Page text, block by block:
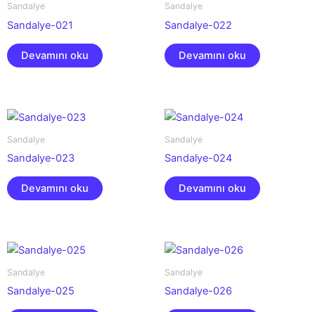
Sandalye
Sandalye-021
Devamını oku
Sandalye
Sandalye-022
Devamını oku
Sandalye
Sandalye-023
Devamını oku
Sandalye
Sandalye-024
Devamını oku
Sandalye
Sandalye-025
Sandalye
Sandalye-026